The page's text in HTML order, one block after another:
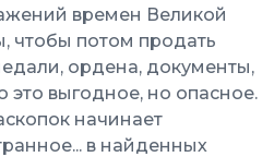
времен Великой
чтобы потом продать
ордена, документы,
это выгодное, но опасное.
начинает
в найденных